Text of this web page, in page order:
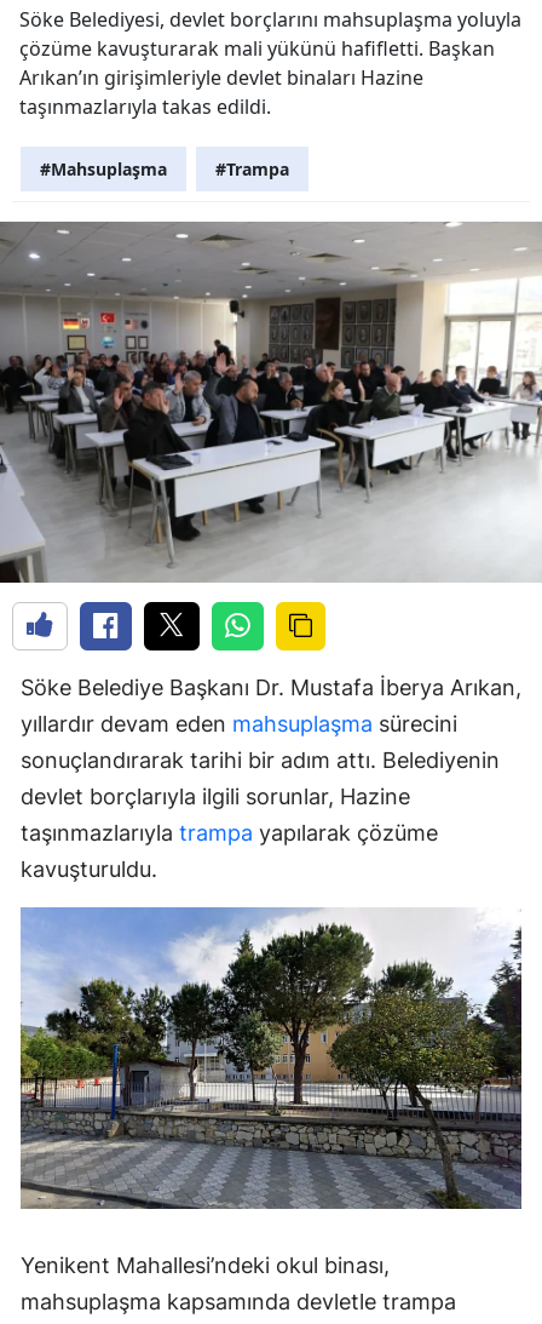
Söke Belediyesi, devlet borçlarını mahsuplaşma yoluyla
çözüme kavuşturarak mali yükünü hafifletti. Başkan
Arıkan’ın girişimleriyle devlet binaları Hazine
taşınmazlarıyla takas edildi.
#Mahsuplaşma #Trampa
Söke Belediye Başkanı Dr. Mustafa İberya Arıkan,
yıllardır devam eden mahsuplaşma sürecini
sonuçlandırarak tarihi bir adım attı. Belediyenin
devlet borçlarıyla ilgili sorunlar, Hazine
taşınmazlarıyla trampa yapılarak çözüme
kavuşturuldu.
Yenikent Mahallesi’ndeki okul binası,
mahsuplaşma kapsamında devletle trampa